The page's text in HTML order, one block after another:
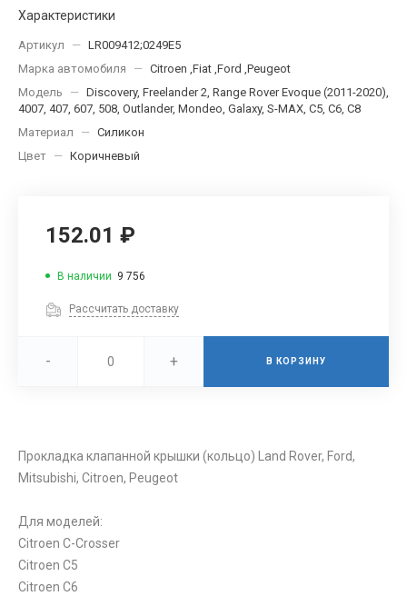
Характеристики
Артикул — LR009412;0249E5
Марка автомобиля
— Citroen ,Fiat ,Ford ,Peugeot
Модель
— Discovery, Freelander 2, Range Rover Evoque (2011-2020),
4007, 407, 607, 508, Outlander, Mondeo, Galaxy, S-MAX, C5, C6, C8
Материал
— Силикон
Цвет — Коричневый
152.01 ₽
В наличии 9 756
Рассчитать доставку
- + В КОРЗИНУ
Прокладка клапанной крышки (кольцо) Land Rover, Ford,
Mitsubishi, Citroen, Peugeot
Для моделей:
Citroen C-Crosser
Citroen C5
Citroen C6